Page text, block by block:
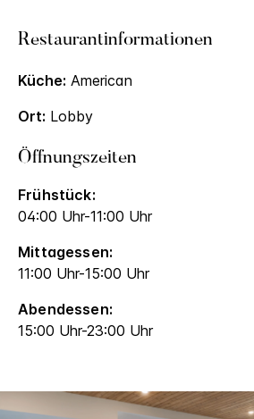
Restaurantinformationen
Küche: American
Ort: Lobby
Öffnungszeiten
Frühstück:
04:00 Uhr-11:00 Uhr
Mittagessen:
11:00 Uhr-15:00 Uhr
Abendessen:
15:00 Uhr-23:00 Uhr